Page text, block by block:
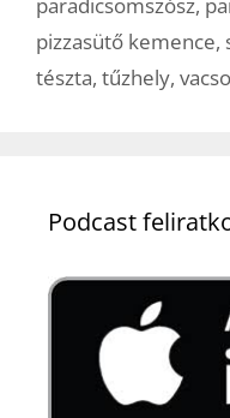
pizzasütő kemence,
tészta, tűzhely,
Podcast